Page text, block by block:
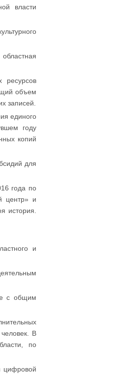
власти
ресурсов
объем
записей.
единого
году
копий
для
года по
центр» и
история.
и
с общим
В
по
цифровой